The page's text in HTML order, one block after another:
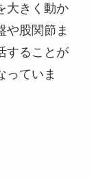
大きく動か
や股関節ま
することが
っていま